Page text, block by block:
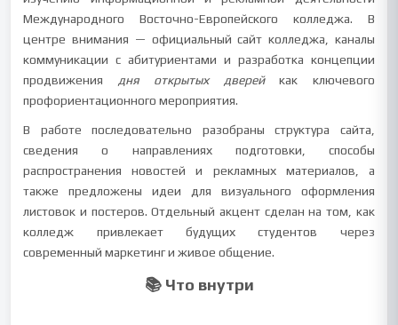
Международного Восточно-Европейского колледжа. В
центре внимания — официальный сайт колледжа, каналы
коммуникации с абитуриентами и разработка концепции
продвижения дня открытых дверейкак ключевого
профориентационного мероприятия.
В работе последовательно разобраны структура сайта,
сведения о направлениях подготовки, способы
распространения новостей и рекламных материалов, а
также предложены идеи для визуального оформления
листовок и постеров. Отдельный акцент сделан на том, как
колледж привлекает будущих студентов через
современный маркетинг и живое общение.
📚 Что внутри